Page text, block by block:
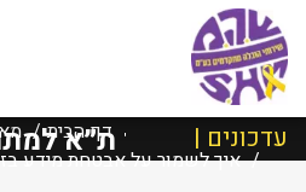
טיפים
דף הבית
איך לשמור על אבטחת מידע
עדכונים |ת״א למתחם